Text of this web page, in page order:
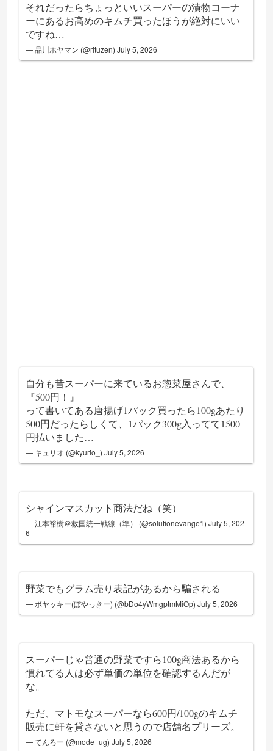
それだったらちょっといいスーパーの漬物コーナ
ーにあるお高めのキムチ買ったほうが絶対にいい
ですね…
— 品川ホヤマン (@rituzen)July 5, 2026
自分も昔スーパーに来ているお惣菜屋さんで、
『500円！』
って書いてある唐揚げ1パック買ったら100gあたり
500円だったらしくて、1パック300g入ってて1500
円払いました…
— キュリオ (@kyurio_)July 5, 2026
シャインマスカット商法だね（笑）
— 江本裕樹＠救国統一戦線（準） (@solutionevange1)July 5, 202
6
野菜でもグラム売り表記があるから騙される
— ボヤッキー(ぼやっきー) (@bDo4yWmgptmMiOp)July 5, 2026
スーパーじゃ普通の野菜ですら100g商法あるから
慣れてる人は必ず単価の単位を確認するんだが
な。
ただ、マトモなスーパーなら600円/100gのキムチ
販売に軒を貸さないと思うので店舗名プリーズ。
— てんろー (@mode_ug)July 5, 2026